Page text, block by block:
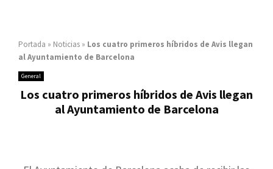
Portada » Noticias » Los cuatro primeros híbridos de Avis llegan
al Ayuntamiento de Barcelona
General
Los cuatro primeros híbridos de Avis llegan
al Ayuntamiento de Barcelona